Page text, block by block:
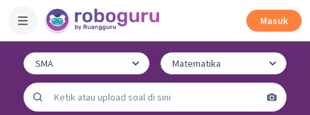
Masuk